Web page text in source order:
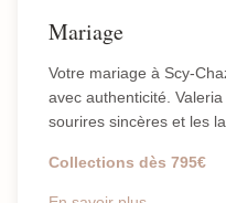
Mariage
Votre mariage à Scy-
avec authenticité.
sourires sincères et les
Collections dès 795€